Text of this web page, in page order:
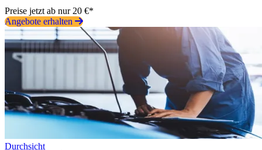
Preise jetzt ab nur 20 €*
Angebote erhalten
Durchsicht